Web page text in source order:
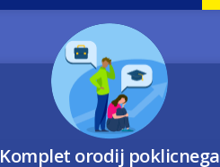
Image
Komplet orodij poklicnega